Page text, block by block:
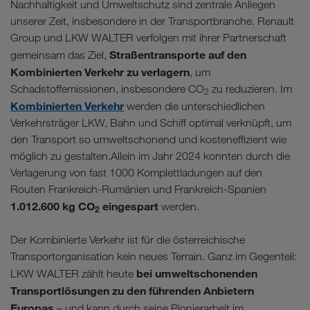
Nachhaltigkeit und Umweltschutz sind zentrale Anliegen
unserer Zeit, insbesondere in der Transportbranche. Renault
Group und LKW WALTER verfolgen mit ihrer Partnerschaft
gemeinsam das Ziel, Straßentransporte auf den
Kombinierten Verkehr zu verlagern, um
Schadstoffemissionen, insbesondere CO2 zu reduzieren. Im
Kombinierten Verkehr werden die unterschiedlichen
Verkehrsträger LKW, Bahn und Schiff optimal verknüpft, um
den Transport so umweltschonend und kosteneffizient wie
möglich zu gestalten.Allein im Jahr 2024 konnten durch die
Verlagerung von fast 1000 Komplettladungen auf den
Routen Frankreich-Rumänien und Frankreich-Spanien
1.012.600 kg CO2 eingespart werden.
Der Kombinierte Verkehr ist für die österreichische
Transportorganisation kein neues Terrain. Ganz im Gegenteil:
LKW WALTER zählt heute bei umweltschonenden
Transportlösungen zu den führenden Anbietern